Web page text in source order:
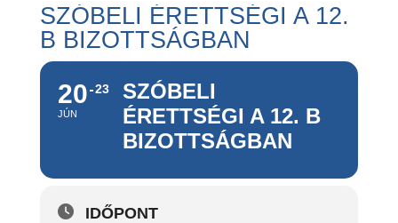
SZÓBELI ÉRETTSÉGI A 12.
B BIZOTTSÁGBAN
20
JÚN
23
SZÓBELI
ÉRETTSÉGI A 12. B
BIZOTTSÁGBAN
IDŐPONT